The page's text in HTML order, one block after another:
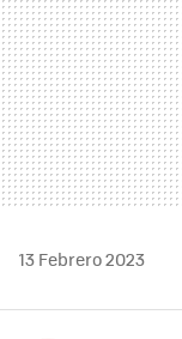
13 Febrero 2023